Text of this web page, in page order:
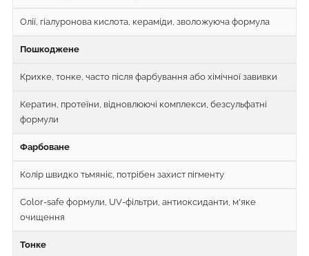
Олії, гіалуронова кислота, кераміди, зволожуюча формула
Пошкоджене
Крихке, тонке, часто після фарбування або хімічної завивки
Кератин, протеїни, відновлюючі комплекси, безсульфатні
формули
Фарбоване
Колір швидко тьмяніє, потрібен захист пігменту
Color-safe формули, UV-фільтри, антиоксиданти, м'яке
очищення
Тонке